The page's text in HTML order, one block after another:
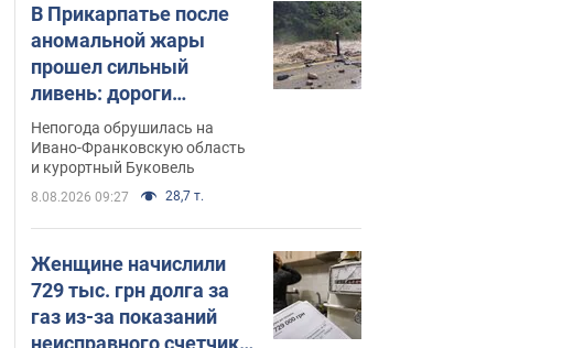
В Прикарпатье после
аномальной жары
прошел сильный
ливень: дороги
превратились в реки.
Видео
Непогода обрушилась на
Ивано-Франковскую область
и курортный Буковель
8.08.2026 09:27 28,7 т.
Женщине начислили
729 тыс. грн долга за
газ из-за показаний
неисправного счетчика: